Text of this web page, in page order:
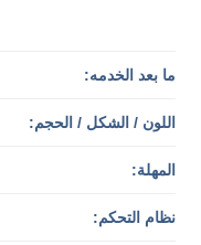
ما بعد الخدمه:
اللون / الشكل / الحجم:
المهلة:
نظام التحكم: